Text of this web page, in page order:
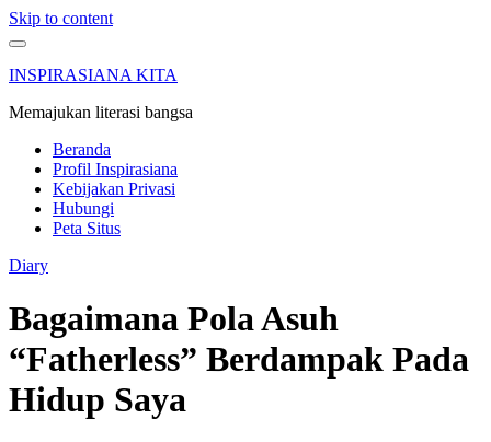
Skip to content
INSPIRASIANA KITA
Memajukan literasi bangsa
Beranda
Profil Inspirasiana
Kebijakan Privasi
Hubungi
Peta Situs
Diary
Bagaimana Pola Asuh
“Fatherless” Berdampak Pada
Hidup Saya